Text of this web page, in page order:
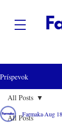
Príspevok
All Posts
All Posts
Farmaka Aug